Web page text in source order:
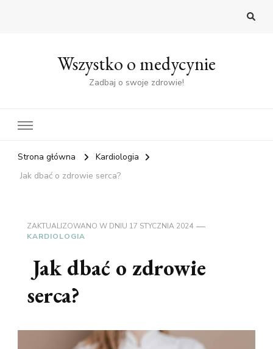
Wszystko o medycynie
Zadbaj o swoje zdrowie!
Strona główna
Kardiologia
Jak dbać o zdrowie serca?
ZAKTUALIZOWANO W DNIU 17 STYCZNIA 2024
KARDIOLOGIA
Jak dbać o zdrowie
serca?